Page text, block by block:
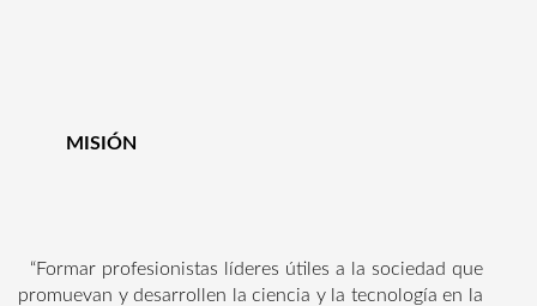
MISIÓN
“Formar profesionistas líderes útiles a la sociedad que
promuevan y desarrollen la ciencia y la tecnología en la